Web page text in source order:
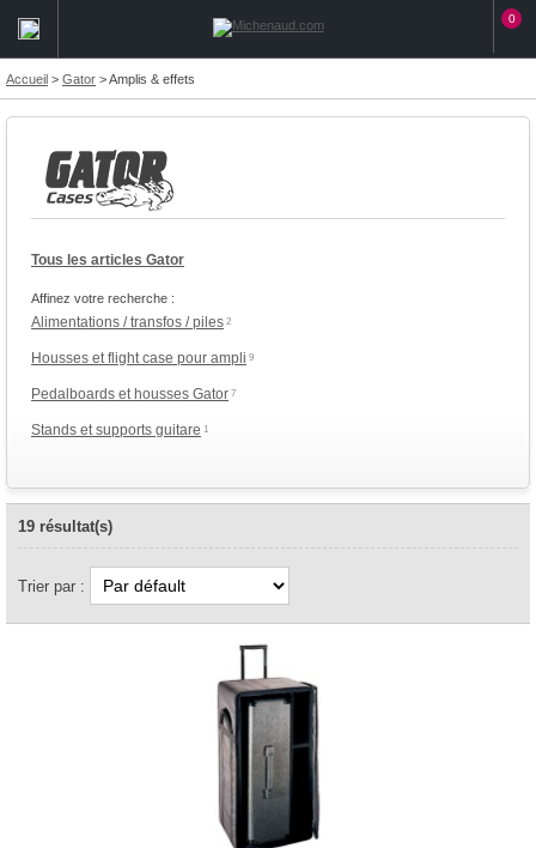
0
Accueil > Gator >Amplis & effets
Tous les articles Gator
Affinez votre recherche :
Alimentations / transfos / piles 2
Housses et flight case pour ampli 9
Pedalboards et housses Gator 7
Stands et supports guitare 1
19 résultat(s)
Trier par :